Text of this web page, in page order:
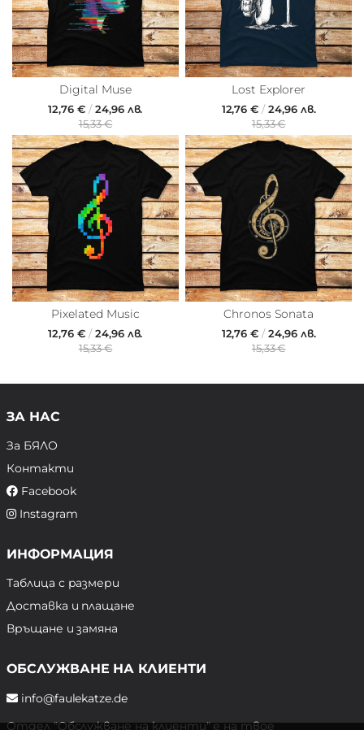
Digital Muse
12,76 € /24,96 лв.
15,33 €
Lost Explorer
12,76 €/24,96 лв.
15,33 €
Pixelated Music
12,76 € /24,96 лв.
15,33 €
Chronos Sonata
12,76 €/24,96 лв.
15,33 €
ЗА НАС
За БЯЛО
Контакти
Facebook
Instagram
ИНФОРМАЦИЯ
Таблица с размери
Доставка и плащане
Връщане и замяна
ОБСЛУЖВАНЕ НА КЛИЕНТИ
info@faulekatze.de
Отдел "Обслужване на клиенти" е на твое